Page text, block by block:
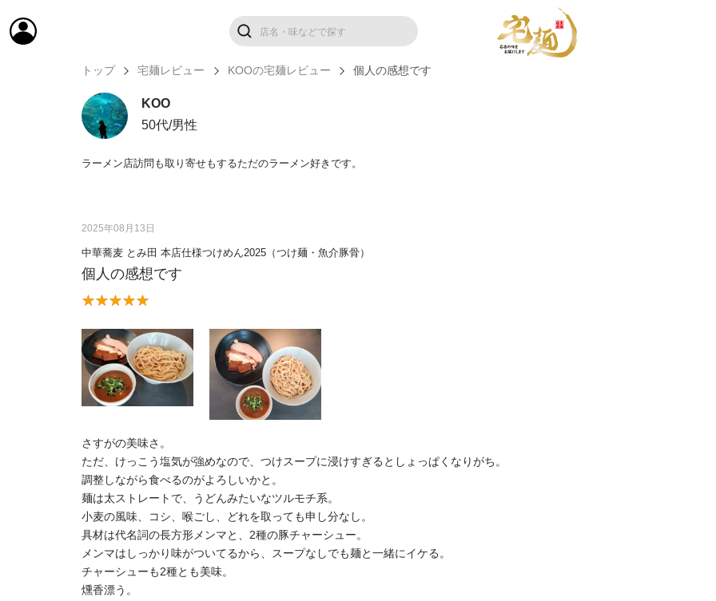
トップ 宅麺レビュー KOOの宅麺レビュー 個人の感想です
KOO
50代/男性
ラーメン店訪問も取り寄せもするただのラーメン好きです。
2025年08月13日
中華蕎麦 とみ田 本店仕様つけめん2025（つけ麺・魚介豚骨）
個人の感想です
さすがの美味さ。
ただ、けっこう塩気が強めなので、つけスープに浸けすぎるとしょっぱくなりがち。
調整しながら食べるのがよろしいかと。
麺は太ストレートで、うどんみたいなツルモチ系。
小麦の風味、コシ、喉ごし、どれを取っても申し分なし。
具材は代名詞の長方形メンマと、2種の豚チャーシュー。
メンマはしっかり味がついてるから、スープなしでも麺と一緒にイケる。
チャーシューも2種とも美味。
燻香漂う。